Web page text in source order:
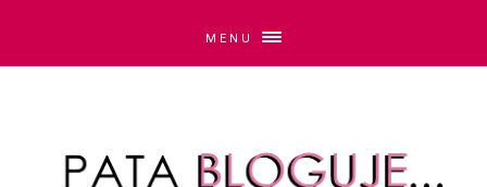
MENU